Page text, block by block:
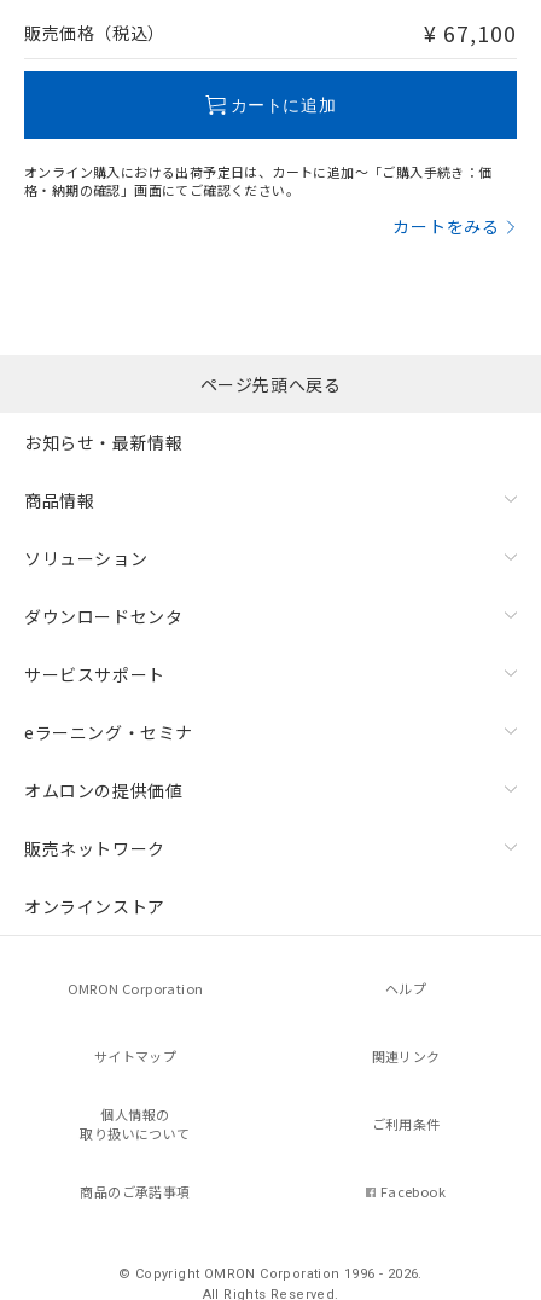
問い合わせください。
販売価格（税込） ¥ 67,100
カートに追加
オンライン購入における出荷予定日は、カートに追加～「ご購入手続き：価
格・納期の確認」画面にてご確認ください。
カートをみる
ページ先頭へ戻る
お知らせ・最新情報
商品情報
ソリューション
ダウンロードセンタ
サービスサポート
eラーニング・セミナ
オムロンの提供価値
販売ネットワーク
オンラインストア
OMRON Corporation ヘルプ
サイトマップ 関連リンク
個人情報の
取り扱いについて
ご利用条件
商品のご承諾事項 Facebook
© Copyright OMRON Corporation 1996 - 2026.
All Rights Reserved.